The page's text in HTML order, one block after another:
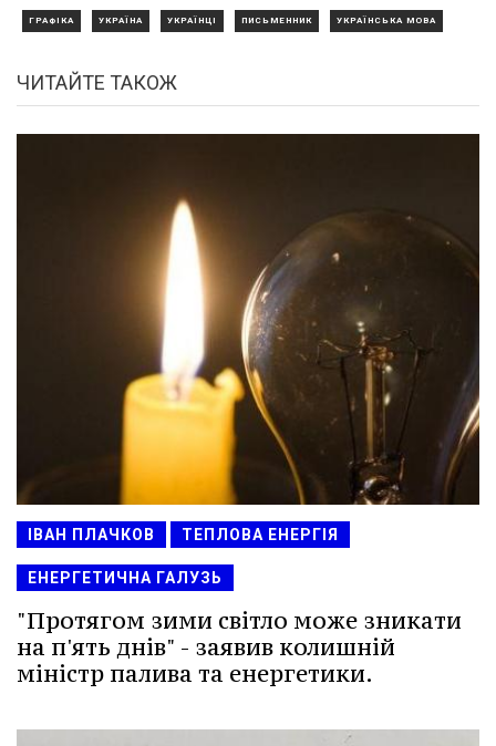
ГРАФІКА УКРАЇНА УКРАЇНЦІ ПИСЬМЕННИК УКРАЇНСЬКА МОВА
ЧИТАЙТЕ ТАКОЖ
ІВАН ПЛАЧКОВ ТЕПЛОВА ЕНЕРГІЯ
ЕНЕРГЕТИЧНА ГАЛУЗЬ
"Протягом зими світло може зникати
на п'ять днів" - заявив колишній
міністр палива та енергетики.